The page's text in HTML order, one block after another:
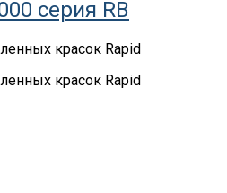
серия RB
красок Rapid
красок Rapid